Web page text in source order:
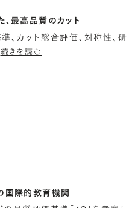
最高品質のカット
、カット総合評価、対称性、研
続きを読む
国際的教育機関